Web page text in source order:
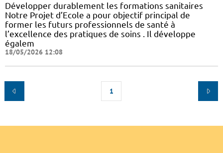
Développer durablement les formations sanitaires
Notre Projet d’Ecole a pour objectif principal de
former les futurs professionnels de santé à
l’excellence des pratiques de soins . Il développe
égalem
18/05/2026 12:08
1